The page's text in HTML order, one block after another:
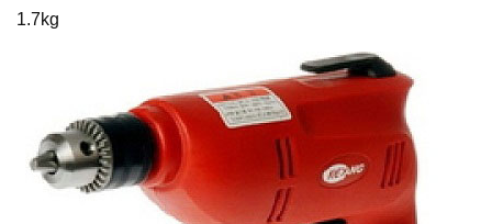
1.7kg